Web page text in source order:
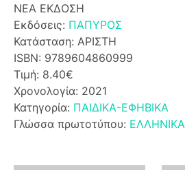
ΝΕΑ ΕΚΔΟΣΗ
Εκδόσεις: ΠΑΠΥΡΟΣ
Κατάσταση: ΑΡΙΣΤΗ
ISBN: 9789604860999
Τιμή: 8.40€
Χρονολογία: 2021
Κατηγορία: ΠΑΙΔΙΚΑ-ΕΦΗΒΙΚΑ
Γλώσσα πρωτοτύπου: ΕΛΛΗΝΙΚΑ